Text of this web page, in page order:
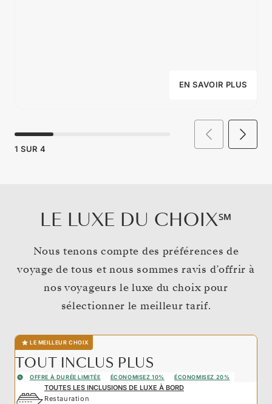
EN SAVOIR PLUS
1 SUR 4
LE LUXE DU CHOIX℠
Nous tenons compte des préférences de
voyage de tous et nous sommes ravis d’offrir à
nos voyageurs le luxe du choix pour
sélectionner le meilleur tarif.
LE MEILLEUR CHOIX
TOUT INCLUS PLUS
OFFRE À DURÉE LIMITÉE ÉCONOMISEZ 10% ÉCONOMISEZ 20%
TOUTES LES INCLUSIONS DE LUXE À BORD
Restauration